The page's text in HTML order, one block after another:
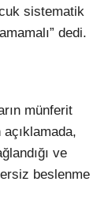
sistematik
dedi.
münferit
ve
beslenme